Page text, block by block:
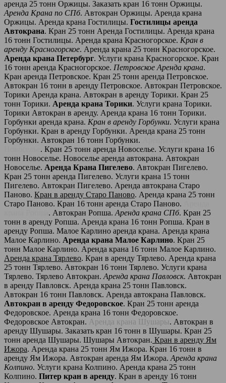
аренда 25 тонн Оржицы. Заказать кран 16 тонн Оржицы.
Аренда Крана по СПб. Автокран Оржицы. Аренда крана
Оржицы. Аренда крана Гостилицы. Гостилицы аренда
Автокрана. Кран 25 тонн Аренда Гостилицы. Аренда крана
16 тонн Гостилицы. Аренда крана Красногорское. Кран в
аренду Красногорское. Аренда крана 25 тонн Красногорское.
Аренда крана Петербург. Услуги крана Красногорское. Кран
16 тонн аренда Красногорское. Петровское Аренда крана.
Кран аренда Петровское. Кран 25 тонн аренда Петровское.
Автокран 16 тонн в аренду Петровское. Автокран Петровское.
Торики Аренда крана. Автокран в аренду Торики. Кран 25
тонн Торики. Аренда крана Торики. Услуги крана Торики.
Торики Автокран в аренду. Аренда крана 16 тонн Торики.
Горбунки аренда крана. Кран в аренду Горбунки. Услуги крана
Горбунки. Кран в аренду Горбунки. Аренда крана 25 тонн
Горбунки. Автокран 16 тонн Горбунки.
. Кран 25 тонн аренда Новоселье. Услуги крана 16
тонн Новоселье. Новоселье аренда автокрана. Автокран
Новоселье. Аренда Крана Пигелево. Автокран Пигелево.
Кран 25 тонн аренда Пигелево. Услуги крана 15 тонн
Пигелево. Автокран Пигелево. Аренда автокрана Старо
Паново. Кран в аренду Старо Паново. Аренда крана 25 тонн
Старо Паново. Кран 16 тонн аренда Старо Паново.
. Автокран Ропша. Аренда крана СПб. Кран 25
тонн в аренду Ропша. Аренда крана 16 тонн Ропша. Кран в
аренду Ропша. Малое Карлино аренда крана. Аренда крана
Малое Карлино. Аренда крана Малое Карлино. Кран 25
тонн Малое Карлино. Аренда крана 16 тонн Малое Карлино.
Аренда крана Тярлево. Кран в аренду Тярлево. Аренда крана
25 тонн Тярлево. Автокран 16 тонн Тярлево. Услуги крана
Тярлево. Тярлево Автокран. Аренда крана Павловск. Автокран
в аренду Павловск. Аренда крана 25 тонн Павловск.
Автокран 16 тонн Павловск. Аренда автокрана Павловск.
Автокран в аренду Федоровское. Кран 25 тонн аренда
Федоровское. Аренда крана 16 тонн Федоровское.
Федоровское Автокран. Аренда крана Шушары. Автокран в
аренду Шушары. Заказать кран 16 тонн в Шушары. Кран 25
тонн аренда Шушары. Шушары Автокран. Кран в аренду Ям
Ижора. Аренда крана 25 тонн Ям Ижора. Кран 16 тонн в
аренду Ям Ижора. Автокран аренда Ям Ижора. Аренда крана
Колпино. Услуги крана Колпино. Аренда крана 25 тонн
Колпино. Питер кран в аренду. Кран в аренду 16 тонн